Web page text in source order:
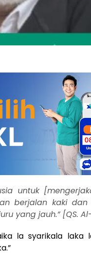
untuk
berjalan kaki dan
yang jauh.” [QS.
la syarikala laka